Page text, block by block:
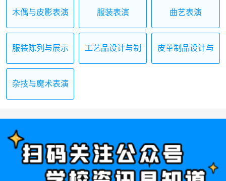
木偶与皮影表演
服装表演 曲艺表演
服装陈列与展示
工艺品设计与制
皮革制品设计与
杂技与魔术表演